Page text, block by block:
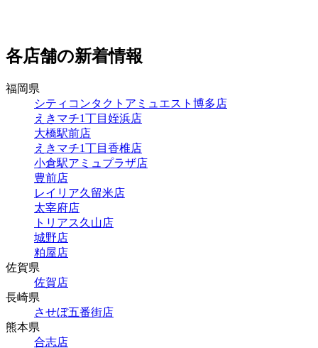
各店舗の新着情報
福岡県
シティコンタクトアミュエスト博多店
えきマチ1丁目姪浜店
大橋駅前店
えきマチ1丁目香椎店
小倉駅アミュプラザ店
豊前店
レイリア久留米店
太宰府店
トリアス久山店
城野店
粕屋店
佐賀県
佐賀店
長崎県
させぼ五番街店
熊本県
合志店